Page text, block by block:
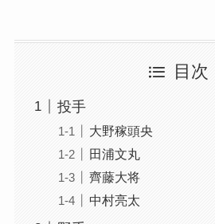
目次
投手
大野稼頭央
田浦文丸
齊藤大将
中村亮太